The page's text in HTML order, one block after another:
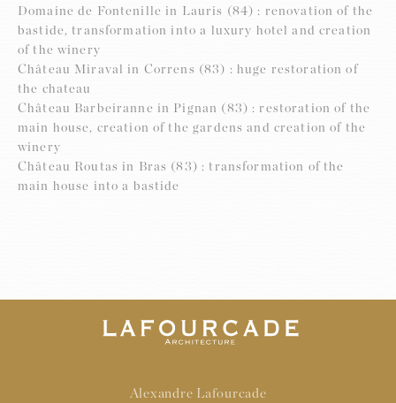
Domaine de Fontenille in Lauris (84) : renovation of the
bastide, transformation into a luxury hotel and creation
of the winery
Château Miraval in Correns (83) : huge restoration of
the chateau
Château Barbeiranne in Pignan (83) : restoration of the
main house, creation of the gardens and creation of the
winery
Château Routas in Bras (83) : transformation of the
main house into a bastide
Alexandre Lafourcade